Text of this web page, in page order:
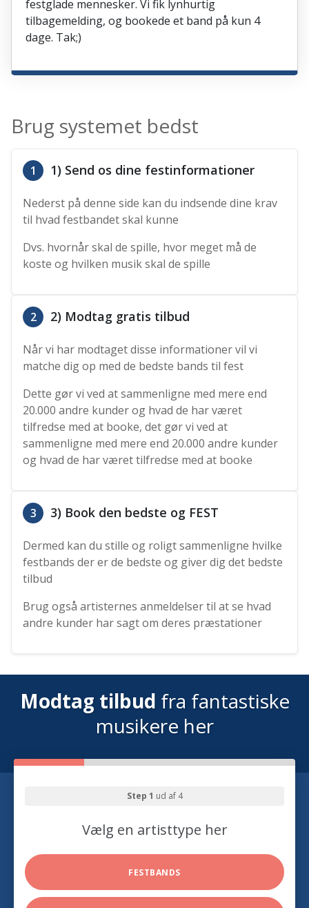
festglade mennesker. Vi fik lynhurtig
tilbagemelding, og bookede et band på kun 4
dage. Tak;)
Brug systemet bedst
1 1) Send os dine festinformationer
Nederst på denne side kan du indsende dine krav
til hvad festbandet skal kunne
Dvs. hvornår skal de spille, hvor meget må de
koste og hvilken musik skal de spille
2 2) Modtag gratis tilbud
Når vi har modtaget disse informationer vil vi
matche dig op med de bedste bands til fest
Dette gør vi ved at sammenligne med mere end
20.000 andre kunder og hvad de har været
tilfredse med at booke, det gør vi ved at
sammenligne med mere end 20.000 andre kunder
og hvad de har været tilfredse med at booke
3 3) Book den bedste og FEST
Dermed kan du stille og roligt sammenligne hvilke
festbands der er de bedste og giver dig det bedste
tilbud
Brug også artisternes anmeldelser til at se hvad
andre kunder har sagt om deres præstationer
Modtag tilbud fra fantastiske
musikere her
Step 1 ud af 4
Vælg en artisttype her
FESTBANDS